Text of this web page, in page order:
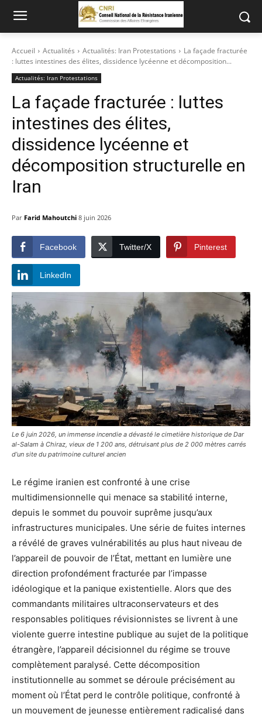
Accueil Actualités Actualités: Iran Protestations
La façade fracturée
: luttes intestines des élites, dissidence lycéenne et décomposition...
Actualités: Iran Protestations
La façade fracturée : luttes
intestines des élites,
dissidence lycéenne et
décomposition structurelle en
Iran
Par Farid Mahoutchi 8 juin 2026
Facebook Twitter/X Pinterest
LinkedIn
Le 6 juin 2026, un immense incendie a dévasté le cimetière historique de Dar
al-Salam à Chiraz, vieux de 1 200 ans, détruisant plus de 2 000 mètres carrés
d’un site du patrimoine culturel ancien
Le régime iranien est confronté à une crise
multidimensionnelle qui menace sa stabilité interne,
depuis le sommet du pouvoir suprême jusqu’aux
infrastructures municipales. Une série de fuites internes
a révélé de graves vulnérabilités au plus haut niveau de
l’appareil de pouvoir de l’État, mettant en lumière une
direction profondément fracturée par l’impasse
idéologique et la panique existentielle. Alors que des
commandants militaires ultraconservateurs et des
responsables politiques révisionnistes se livrent à une
violente guerre intestine publique au sujet de la politique
étrangère, l’appareil décisionnel du régime se trouve
complètement paralysé. Cette décomposition
institutionnelle au sommet se déroule précisément au
moment où l’État perd le contrôle politique, confronté à
un mouvement de jeunesse entièrement radicalisé dans